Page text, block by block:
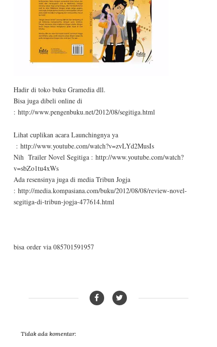
Hadir di toko buku Gramedia dll.
Bisa juga dibeli online di
: http://www.pengenbuku.net/2012/08/segitiga.html
Lihat cuplikan acara Launchingnya ya
: http://www.youtube.com/watch?v=zvLYd2MusIs
Nih Trailer Novel Segitiga : http://www.youtube.com/watch?
v=sbZo1tu4xWs
Ada resensinya juga di media Tribun Jogja
: http://media.kompasiana.com/buku/2012/08/08/review-novel-
segitiga-di-tribun-jogja-477614.html
bisa order via 085701591957
Tidak ada komentar: